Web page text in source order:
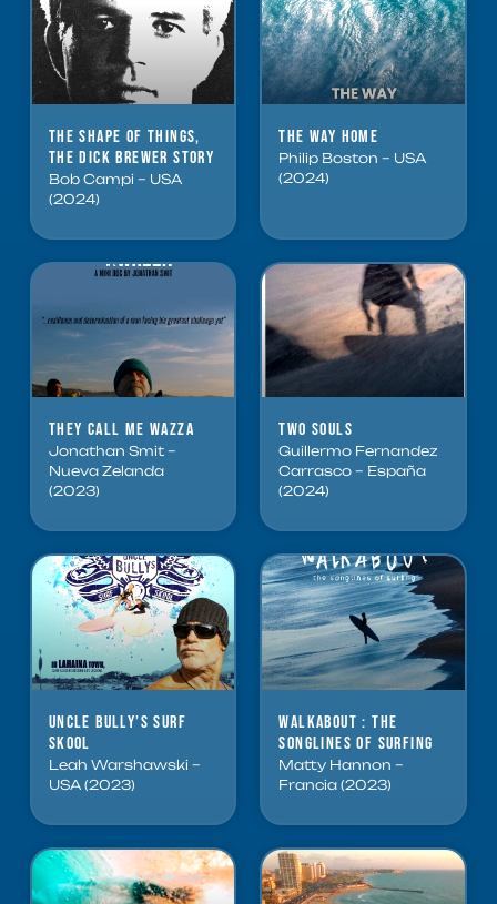
The shape of things,
the Dick Brewer story
Bob Campi – USA
(2024)
The Way Home
Philip Boston – USA
(2024)
They Call me Wazza
Jonathan Smit –
Nueva Zelanda
(2023)
Two Souls
Guillermo Fernandez
Carrasco – España
(2024)
Uncle Bully’s Surf
Skool
Leah Warshawski –
USA (2023)
Walkabout : The
Songlines of Surfing
Matty Hannon –
Francia (2023)